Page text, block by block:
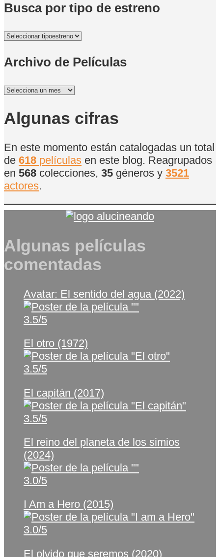
Busca por tipo de estreno
Archivo de Películas
Archivo
Películas
Algunas cifras
En este momento están catalogadas un total
de 618 películas en este blog. Reagrupados
en 568 colecciones, 35 géneros y 3521
actores.
Algunas películas
comentadas
Avatar: El sentido del agua (2022)
3.5/5
El otro (1972)
3.5/5
El capitán (2017)
3.5/5
El reino del planeta de los simios
(2024)
3.0/5
I Am a Hero (2015)
3.0/5
El olvido que seremos (2020)